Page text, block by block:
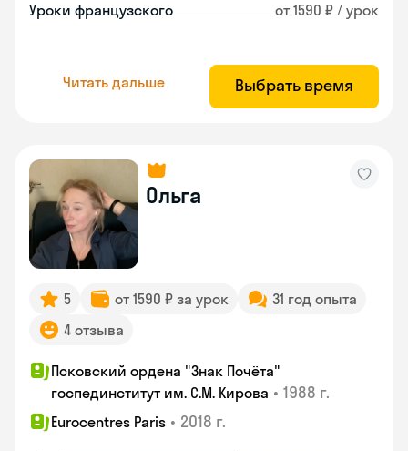
Уроки французского от 1590 ₽ / урок
Читать дальше Выбрать время
Ольга
5 от 1590 ₽ за урок
31 год опыта
4 отзыва
Псковский ордена "Знак Почёта"
госпединститут им. С.М. Кирова • 1988 г.
Eurocentres Paris • 2018 г.